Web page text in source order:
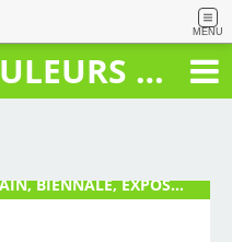
MENU
TOUTES LES COULEURS DU BONHEUR
2021, ART, ART CONTEMPORAIN, BIENNALE, EXPOSITION, GUALLINO, LIVRE, MARCIGNY, PEINTURE, POIRÉ, PUBLIC, RENCONTRE, SAÔNE ET LOIRE, SCULPTURE